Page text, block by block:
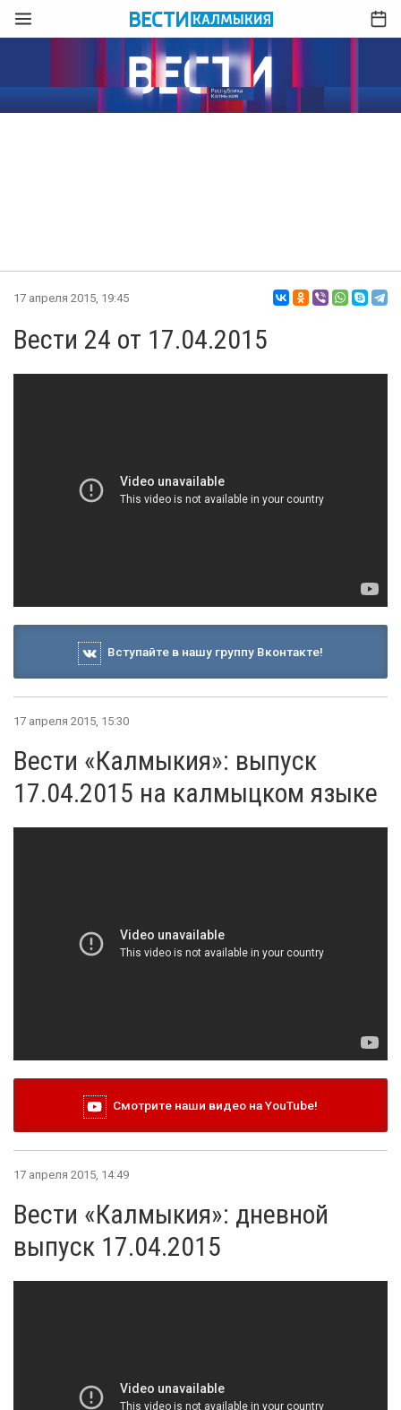
17 апреля 2015, 19:45
Вести 24 от 17.04.2015
Вступайте в нашу группу Вконтакте!
17 апреля 2015, 15:30
Вести «Калмыкия»: выпуск
17.04.2015 на калмыцком языке
Смотрите наши видео на YouTube!
17 апреля 2015, 14:49
Вести «Калмыкия»: дневной
выпуск 17.04.2015